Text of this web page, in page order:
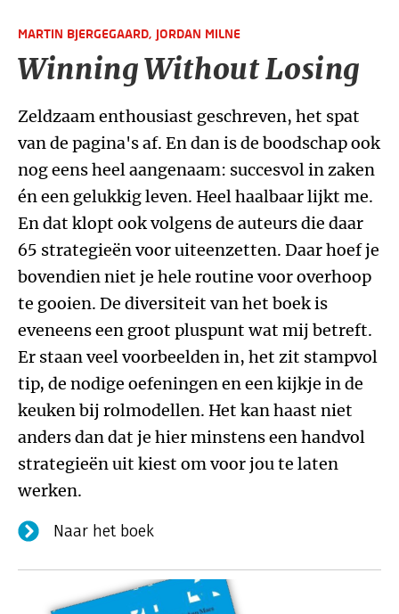
MARTIN BJERGEGAARD, JORDAN MILNE
Winning Without Losing
Zeldzaam enthousiast geschreven, het spat
van de pagina's af. En dan is de boodschap ook
nog eens heel aangenaam: succesvol in zaken
én een gelukkig leven. Heel haalbaar lijkt me.
En dat klopt ook volgens de auteurs die daar
65 strategieën voor uiteenzetten. Daar hoef je
bovendien niet je hele routine voor overhoop
te gooien. De diversiteit van het boek is
eveneens een groot pluspunt wat mij betreft.
Er staan veel voorbeelden in, het zit stampvol
tip, de nodige oefeningen en een kijkje in de
keuken bij rolmodellen. Het kan haast niet
anders dan dat je hier minstens een handvol
strategieën uit kiest om voor jou te laten
werken.
Naar het boek